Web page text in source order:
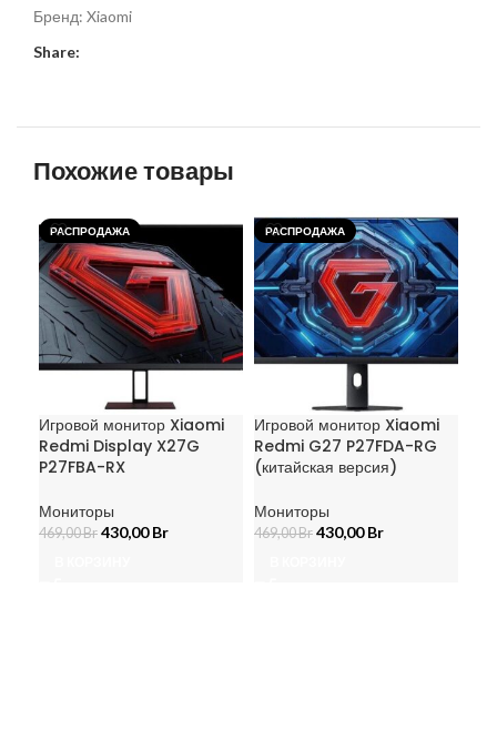
Бренд: Xiaomi
Share:
Похожие товары
РАСПРОДАЖА
Игровой монитор Xiaomi
Redmi Display X27G
P27FBA-RX
Мониторы
469,00Br 430,00Br
РАСПРОДАЖА
Игровой монитор Xiaomi
Redmi G27 P27FDA-RG
(китайская версия)
Мониторы
469,00Br 430,00Br